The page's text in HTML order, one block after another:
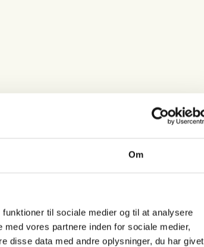
Om
til sociale medier og til at analysere
vores partnere inden for sociale medier,
disse data med andre oplysninger, du har givet